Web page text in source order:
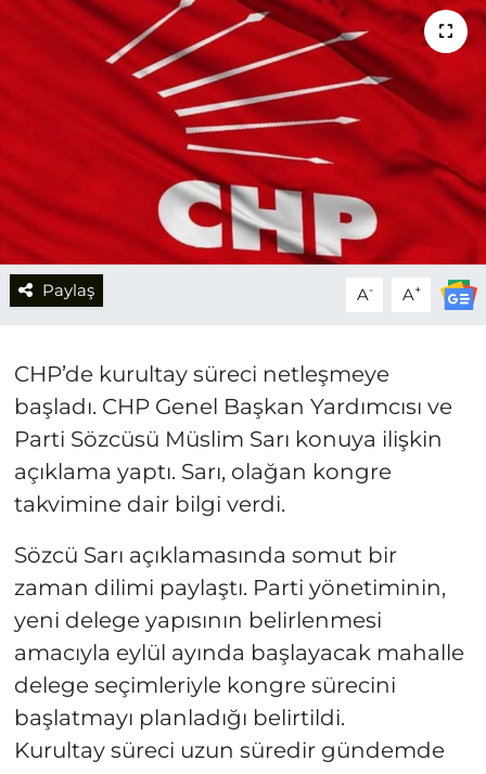
Paylaş A- A+
CHP’de kurultay süreci netleşmeye
başladı. CHP Genel Başkan Yardımcısı ve
Parti Sözcüsü Müslim Sarı konuya ilişkin
açıklama yaptı. Sarı, olağan kongre
takvimine dair bilgi verdi.
Sözcü Sarı açıklamasında somut bir
zaman dilimi paylaştı. Parti yönetiminin,
yeni delege yapısının belirlenmesi
amacıyla eylül ayında başlayacak mahalle
delege seçimleriyle kongre sürecini
başlatmayı planladığı belirtildi.
Kurultay süreci uzun süredir gündemde